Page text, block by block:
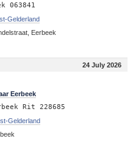
063841
Gelderland
Eerbeek
24 July 2026
Eerbeek
Rit 228685
Gelderland